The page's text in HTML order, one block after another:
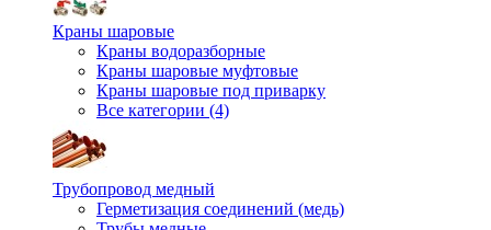
Краны шаровые
Краны водоразборные
Краны шаровые муфтовые
Краны шаровые под приварку
Все категории (4)
Трубопровод медный
Герметизация соединений (медь)